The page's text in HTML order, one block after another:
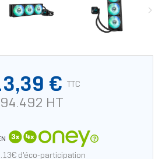
€ TTC
94.492 HT
d'éco-participation